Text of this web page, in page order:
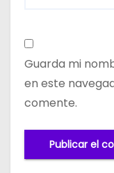
Guarda mi
en este
comente.